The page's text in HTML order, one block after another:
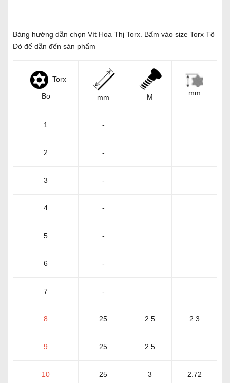
Bảng hướng dẫn chọn Vít Hoa Thị Torx. Bấm vào size Torx Tô
Đỏ để dẫn đến sản phẩm
Torx
Bo mm M mm
1 -
2 -
3 -
4 -
5 -
6 -
7 -
8 25 2.5 2.3
9 25 2.5
10 25 3 2.72